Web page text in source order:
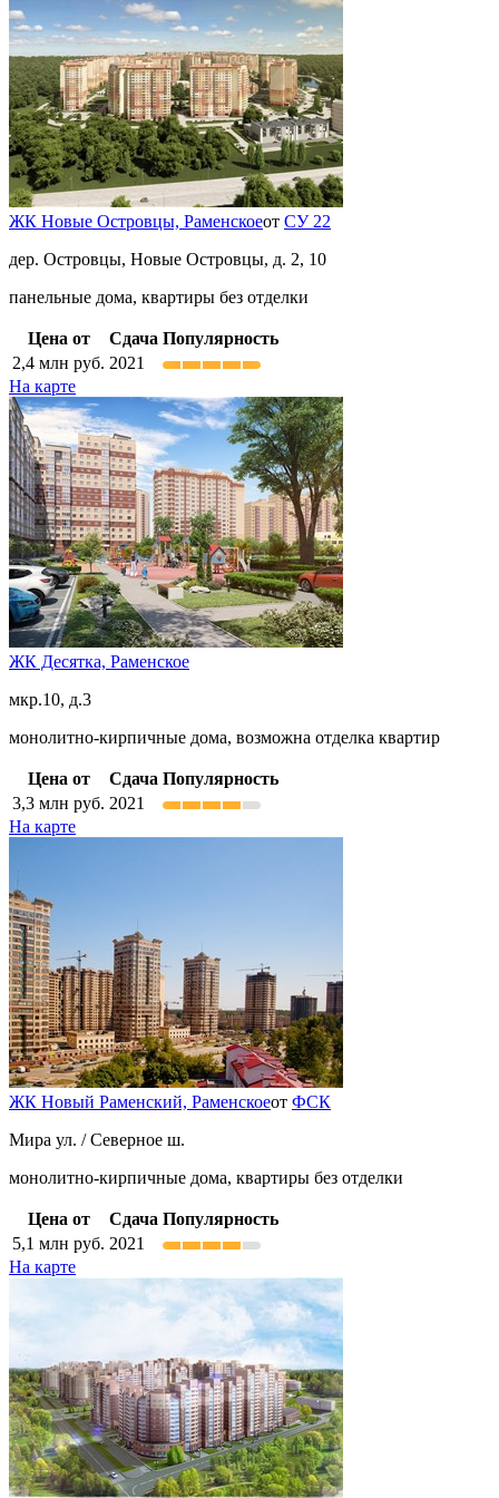
ЖК Новые Островцы, Раменскоеот СУ 22
дер. Островцы, Новые Островцы, д. 2, 10
панельные дома, квартиры без отделки
Цена от Сдача Популярность
2,4 млн руб. 2021
На карте
ЖК Десятка, Раменское
мкр.10, д.3
монолитно-кирпичные дома, возможна отделка квартир
Цена от Сдача Популярность
3,3 млн руб. 2021
На карте
ЖК Новый Раменский, Раменскоеот ФСК
Мира ул. / Северное ш.
монолитно-кирпичные дома, квартиры без отделки
Цена от Сдача Популярность
5,1 млн руб. 2021
На карте